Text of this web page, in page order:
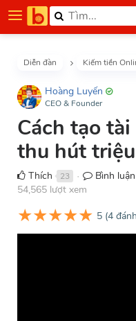
Diễn đàn Kiếm tiền
Hoàng Luyến
CEO & Founder
Cách tạo
thu hút
Thích 23 ● Bình luận
54,565 lượt xem
★★★★★ 5 (4